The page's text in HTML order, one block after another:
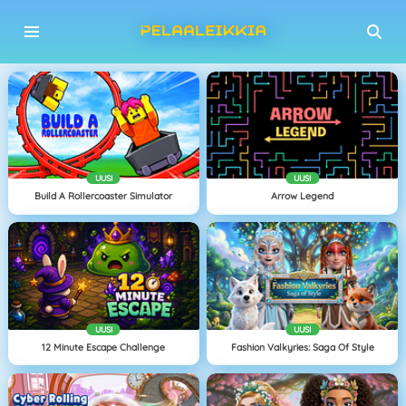
UUSI
Build A Rollercoaster Simulator
UUSI
Arrow Legend
UUSI
12 Minute Escape Challenge
UUSI
Fashion Valkyries: Saga Of Style